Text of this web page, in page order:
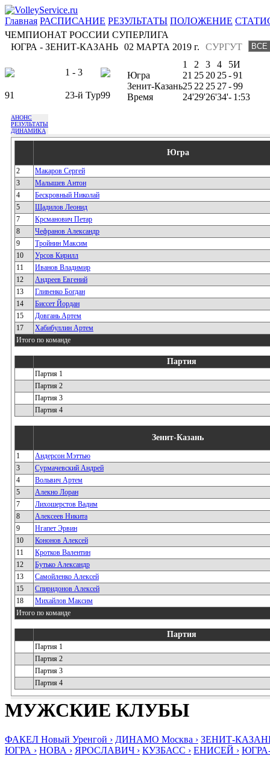
Главная РАСПИСАНИЕ РЕЗУЛЬТАТЫ ПОЛОЖЕНИЕ
ЧЕМПИОНАТ РОССИИ СУПЕРЛИГА
ЮГРА - ЗЕНИТ-КАЗАНЬ
СУРГУТ
02 МАРТА 2019 г.
1 - 3
91 23-й Тур99
1 2 3 4 5И
Югра
21 25 20 25-91
Зенит-Казань25 22 25 27-99
Время
24'29'26'34'- 1:53
АНОНС
РЕЗУЛЬТАТЫ
ДИНАМИКА
Югра
2
Макаров Сергей
3
Малышев Антон
4
Бескровный Николай
5
Щадилов Леонид
7
Крсманович Петар
8
Чефранов Александр
9
Тройнин Максим
10
Урсов Кирилл
11
Иванов Владимир
12
Андреев Евгений
13
Гливенко Богдан
14
Биссет Йордан
15
Довгань Артем
17
Хабибуллин Артем
Итого по команде
Партия
Партия 1
Партия 2
Партия 3
Партия 4
Зенит-Казань
1
Андерсон Мэттью
3
Сурмачевский Андрей
4
Вольвич Артем
5
Алекно Лоран
7
Лихошерстов Вадим
8
Алексеев Никита
9
Нгапет Эрвин
10
Кононов Алексей
11
Кротков Валентин
12
Бутько Александр
13
Самойленко Алексей
15
Спиридонов Алексей
18
Михайлов Максим
Итого по команде
Партия
Партия 1
Партия 2
Партия 3
Партия 4
МУЖСКИЕ КЛУБЫ
ФАКЕЛ Новый Уренгой › ДИНАМО Москва › ЗЕНИТ-
ЮГРА › НОВА › ЯРОСЛАВИЧ › КУЗБАСС › ЕНИСЕЙ ›